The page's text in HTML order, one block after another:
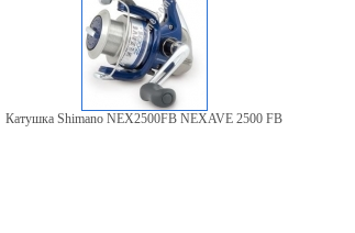
Катушка Shimano NEX2500FB NEXAVE 2500 FB